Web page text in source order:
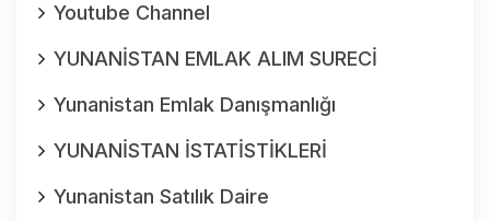
Youtube Channel
YUNANİSTAN EMLAK ALIM SURECİ
Yunanistan Emlak Danışmanlığı
YUNANİSTAN İSTATİSTİKLERİ
Yunanistan Satılık Daire